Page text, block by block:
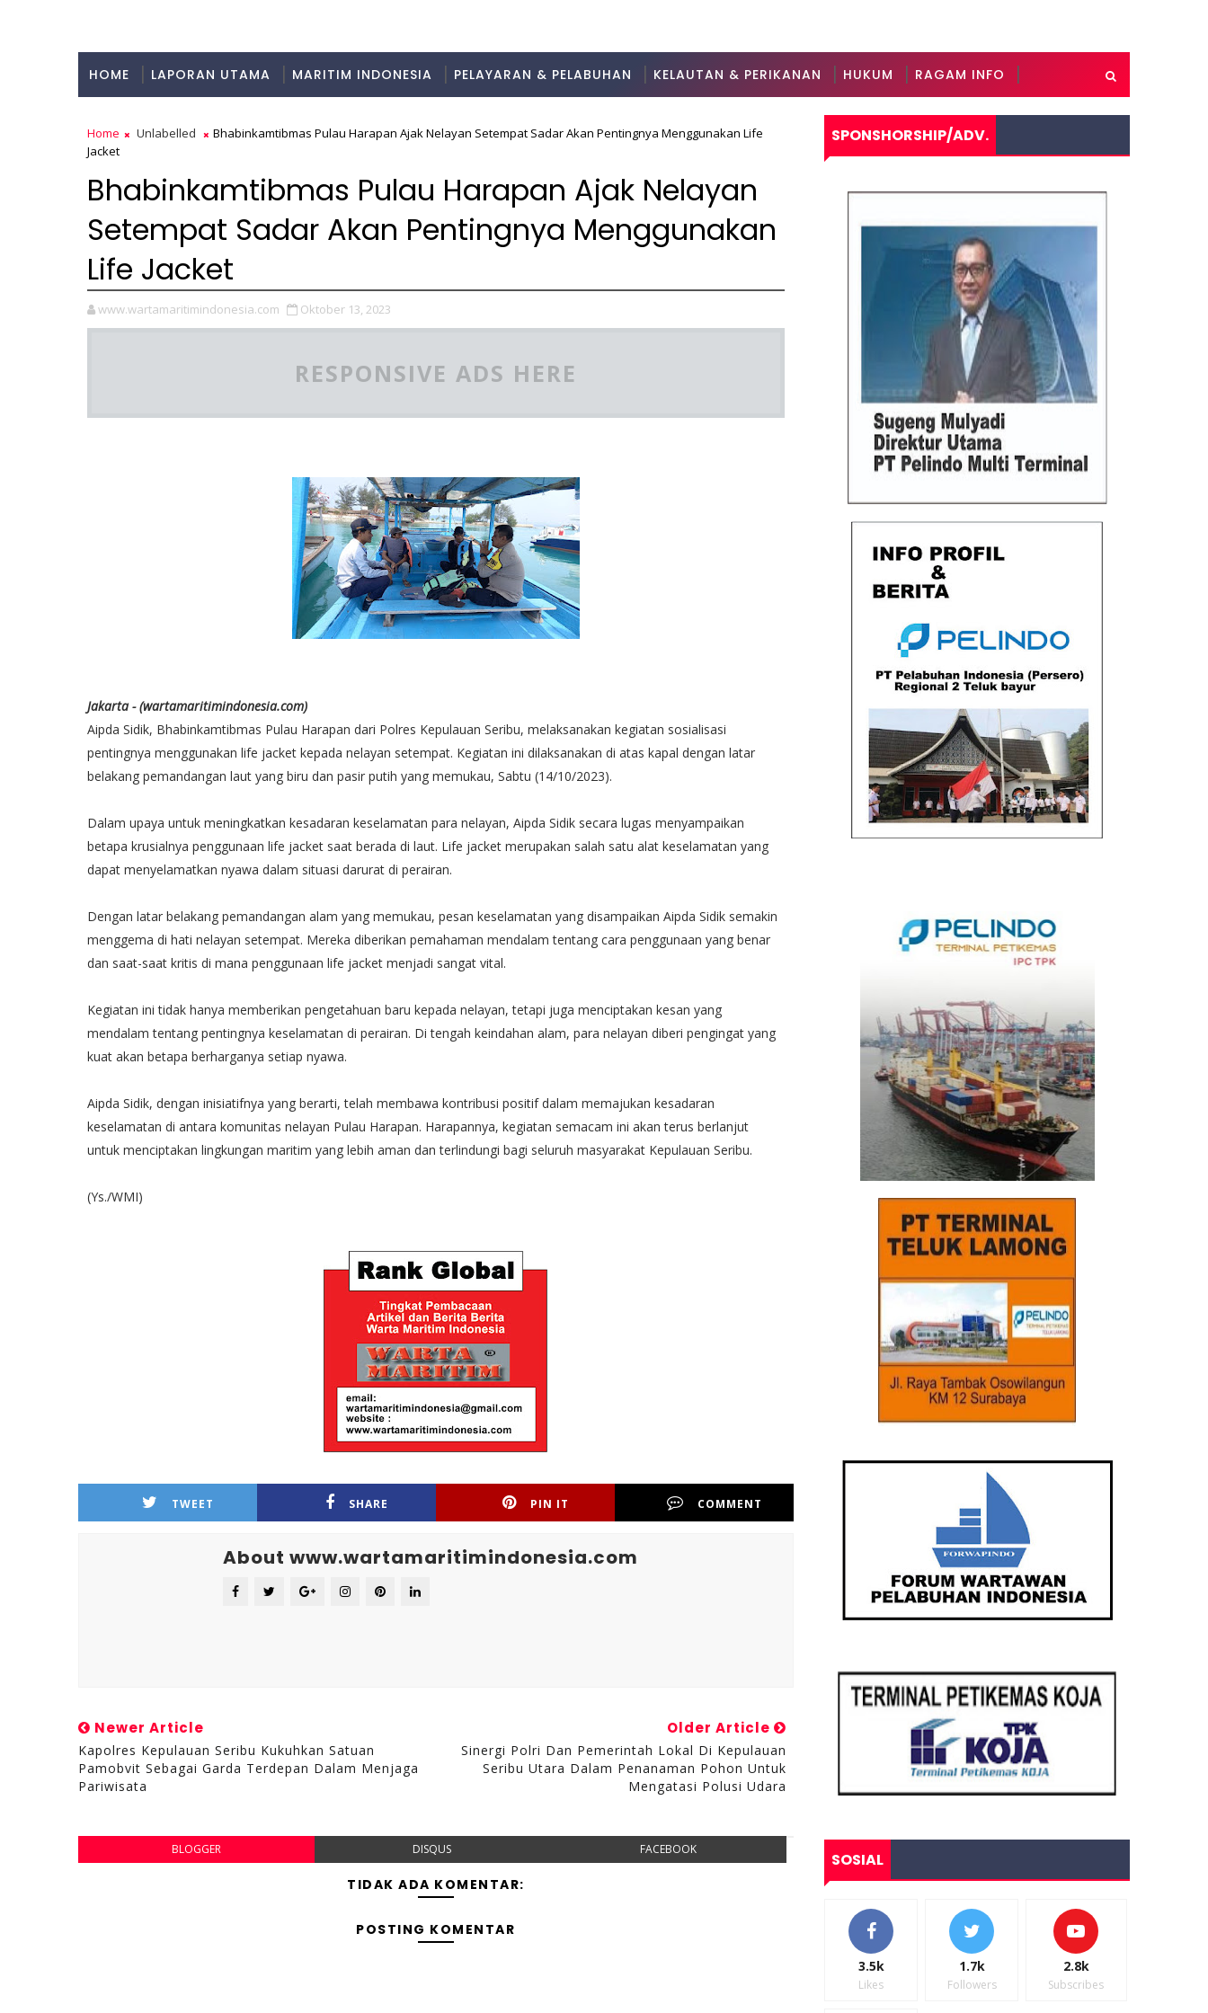
HOME LAPORAN UTAMA MARITIM INDONESIA PELAYARAN & PELABUHAN KELAUTAN & PERIKANAN HUKUM RAGAM INFO
Home Unlabelled
Bhabinkamtibmas Pulau Harapan Ajak Nelayan Setempat Sadar Akan Pentingnya Menggunakan Life
Jacket
Bhabinkamtibmas Pulau Harapan Ajak Nelayan
Setempat Sadar Akan Pentingnya Menggunakan
Life Jacket
www.wartamaritimindonesia.com Oktober 13, 2023
RESPONSIVE ADS HERE
Jakarta - (wartamaritimindonesia.com)
Aipda Sidik, Bhabinkamtibmas Pulau Harapan dari Polres Kepulauan Seribu, melaksanakan kegiatan sosialisasi
pentingnya menggunakan life jacket kepada nelayan setempat. Kegiatan ini dilaksanakan di atas kapal dengan latar
belakang pemandangan laut yang biru dan pasir putih yang memukau, Sabtu (14/10/2023).
Dalam upaya untuk meningkatkan kesadaran keselamatan para nelayan, Aipda Sidik secara lugas menyampaikan
betapa krusialnya penggunaan life jacket saat berada di laut. Life jacket merupakan salah satu alat keselamatan yang
dapat menyelamatkan nyawa dalam situasi darurat di perairan.
Dengan latar belakang pemandangan alam yang memukau, pesan keselamatan yang disampaikan Aipda Sidik semakin
menggema di hati nelayan setempat. Mereka diberikan pemahaman mendalam tentang cara penggunaan yang benar
dan saat-saat kritis di mana penggunaan life jacket menjadi sangat vital.
Kegiatan ini tidak hanya memberikan pengetahuan baru kepada nelayan, tetapi juga menciptakan kesan yang
mendalam tentang pentingnya keselamatan di perairan. Di tengah keindahan alam, para nelayan diberi pengingat yang
kuat akan betapa berharganya setiap nyawa.
Aipda Sidik, dengan inisiatifnya yang berarti, telah membawa kontribusi positif dalam memajukan kesadaran
keselamatan di antara komunitas nelayan Pulau Harapan. Harapannya, kegiatan semacam ini akan terus berlanjut
untuk menciptakan lingkungan maritim yang lebih aman dan terlindungi bagi seluruh masyarakat Kepulauan Seribu.
(Ys./WMI)
TWEET SHARE PIN IT COMMENT
About www.wartamaritimindonesia.com
Newer Article
Kapolres Kepulauan Seribu Kukuhkan Satuan
Pamobvit Sebagai Garda Terdepan Dalam Menjaga
Pariwisata
Older Article
Sinergi Polri Dan Pemerintah Lokal Di Kepulauan
Seribu Utara Dalam Penanaman Pohon Untuk
Mengatasi Polusi Udara
BLOGGER DISQUS FACEBOOK
TIDAK ADA KOMENTAR:
POSTING KOMENTAR
SPONSHORSHIP/ADV.
SOSIAL
3.5k
Likes
1.7k
Followers
2.8k
Subscribes